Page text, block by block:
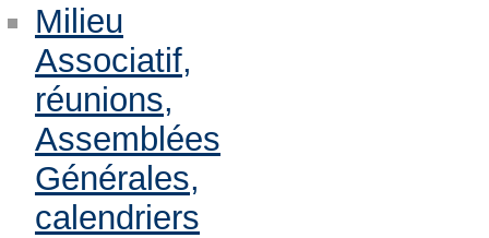
Milieu
Associatif,
réunions,
Assemblées
Générales,
calendriers